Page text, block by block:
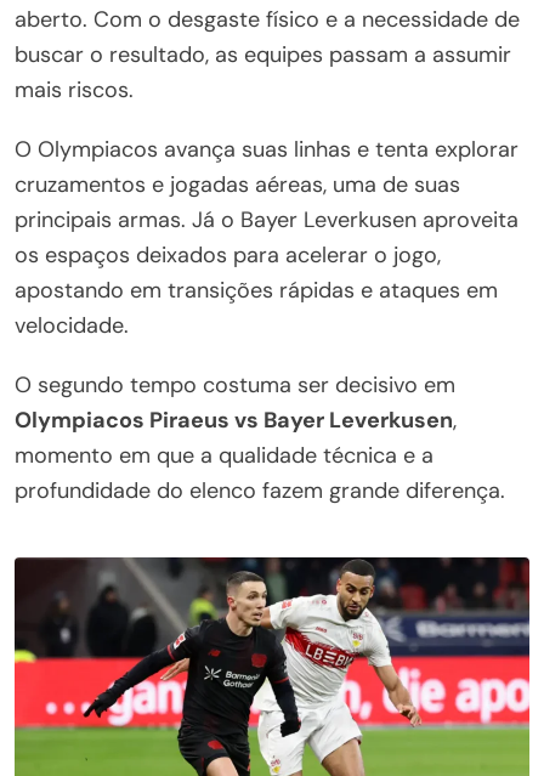
aberto. Com o desgaste físico e a necessidade de
buscar o resultado, as equipes passam a assumir
mais riscos.
O Olympiacos avança suas linhas e tenta explorar
cruzamentos e jogadas aéreas, uma de suas
principais armas. Já o Bayer Leverkusen aproveita
os espaços deixados para acelerar o jogo,
apostando em transições rápidas e ataques em
velocidade.
O segundo tempo costuma ser decisivo em
Olympiacos Piraeus vs Bayer Leverkusen,
momento em que a qualidade técnica e a
profundidade do elenco fazem grande diferença.